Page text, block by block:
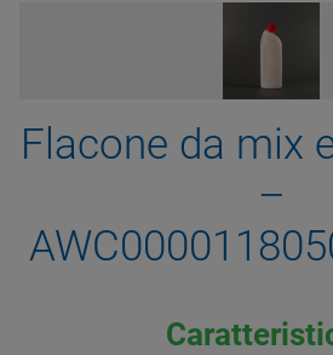
Flacone da mix
–